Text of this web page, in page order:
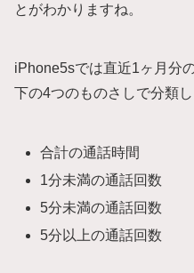
とがわかりますね。
iPhone5sでは直近1ヶ月分
下の4つのものさしで分類
合計の通話時間
1分未満の通話回数
5分未満の通話回数
5分以上の通話回数